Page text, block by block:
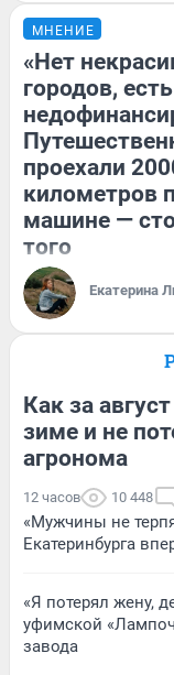
МНЕНИЕ
«Нет
городов, есть
проехали
километров
машине —
того
Екатерина
Как за
зиме и не
агронома
12 часов 10 448
«Мужчины не
Екатеринбурга
«Я потерял жену,
уфимской
завода